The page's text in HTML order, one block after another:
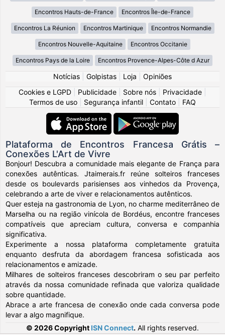
Encontros Hauts-de-France Encontros Île-de-France
Encontros La Réunion Encontros Martinique Encontros Normandie
Encontros Nouvelle-Aquitaine Encontros Occitanie
Encontros Pays de la Loire Encontros Provence-Alpes-Côte d Azur
Notícias Golpistas Loja
Opiniões
Cookies e LGPD
Publicidade Sobre nós Privacidade
Termos de uso
Segurança infantil Contato FAQ
Plataforma de Encontros Francesa Grátis –
Conexões L'Art de Vivre
Bonjour! Descubra a comunidade mais elegante de França para
conexões autênticas. Jtaimerais.fr reúne solteiros franceses
desde os boulevards parisienses aos vinhedos da Provença,
celebrando a arte de viver e relacionamentos autênticos.
Quer esteja na gastronomia de Lyon, no charme mediterrâneo de
Marselha ou na região vinícola de Bordéus, encontre franceses
compatíveis que apreciam cultura, conversa e companhia
significativa.
Experimente a nossa plataforma completamente gratuita
enquanto desfruta da abordagem francesa sofisticada aos
relacionamentos e amizade.
Milhares de solteiros franceses descobriram o seu par perfeito
através da nossa comunidade refinada que valoriza qualidade
sobre quantidade.
Abrace a arte francesa de conexão onde cada conversa pode
levar a algo magnifique.
© 2026 Copyright ISN Connect. All rights reserved.